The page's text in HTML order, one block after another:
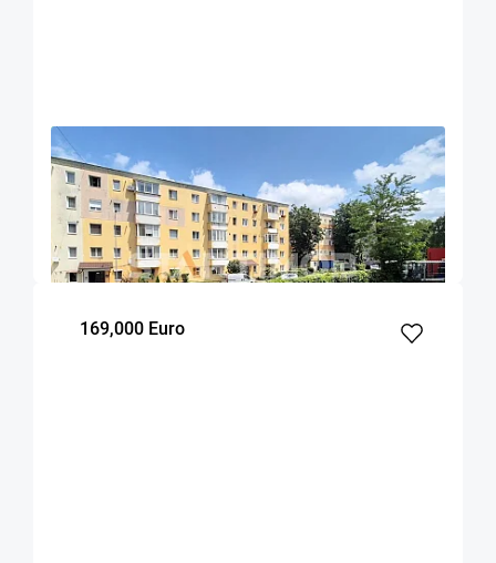
COMISION 0%
Apartament doua camere Sacele
Sacele
40.1
m²
1
dormitor
1
Etaj
169,000 Euro